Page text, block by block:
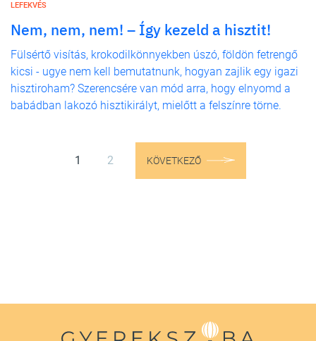
LEFEKVÉS
Nem, nem, nem! – Így kezeld a hisztit!
Fülsértő visítás, krokodilkönnyekben úszó, földön fetrengő
kicsi - ugye nem kell bemutatnunk, hogyan zajlik egy igazi
hisztiroham? Szerencsére van mód arra, hogy elnyomd a
babádban lakozó hisztikirályt, mielőtt a felszínre törne.
1 2 KÖVETKEZŐ